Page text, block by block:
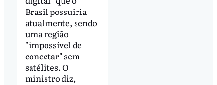
Brasil possuiria
atualmente, sendo
uma região
"impossível de
conectar" sem
satélites. O
ministro diz,